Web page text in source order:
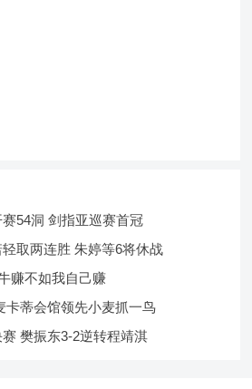
54洞 剑指亚巡赛首冠
取两连胜 朱婷等6将休战
赚不如我自己赚
卡蒂会馆领先小麦抓一鸟
樊振东3-2逆转程靖淇